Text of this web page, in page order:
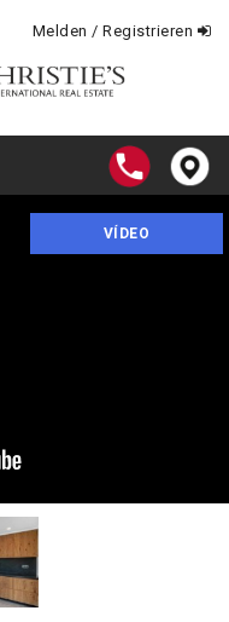
Melden / Registrieren
VÍDEO